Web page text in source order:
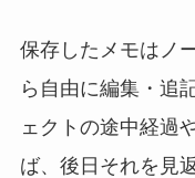
保存したメモはノ
ら自由に編集・追
ェクトの途中経過
ば、後日それを見